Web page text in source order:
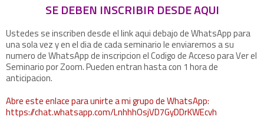
SE DEBEN INSCRIBIR DESDE AQUI
Ustedes se inscriben desde el link aqui debajo de WhatsApp para
una sola vez y en el dia de cada seminario le enviaremos a su
numero de WhatsApp de inscripcion el Codigo de Acceso para Ver el
Seminario por Zoom. Pueden entran hasta con 1 hora de
anticipacion.
Abre este enlace para unirte a mi grupo de WhatsApp:
https://chat.whatsapp.com/LnhhhOsjVD7GyDDrKWEcvh